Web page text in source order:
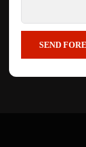
SEND